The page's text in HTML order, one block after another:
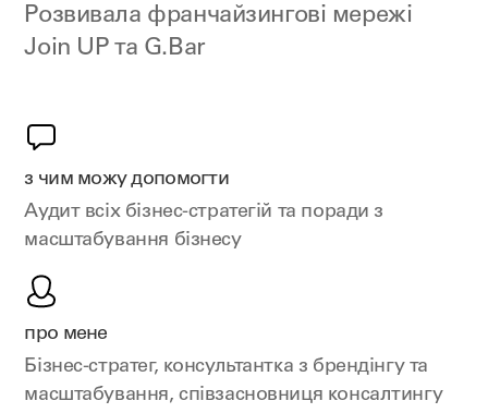
Розвивала франчайзингові мережі
Join UP та G.Bar
з чим можу допомогти
Аудит всіх бізнес-стратегій та поради з
масштабування бізнесу
про мене
Бізнес-стратег, консультантка з брендінгу та
масштабування, співзасновниця консалтингу